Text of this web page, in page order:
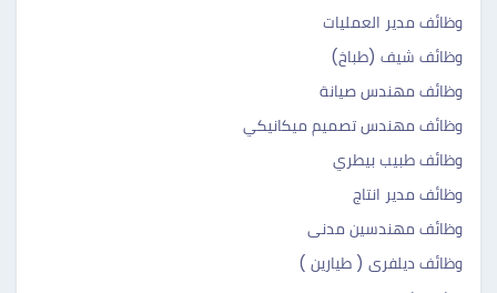
وظائف مدير العمليات
وظائف شيف (طباخ)
وظائف مهندس صيانة
وظائف مهندس تصميم ميكانيكي
وظائف طبيب بيطري
وظائف مدير انتاج
وظائف مهندسين مدنى
وظائف ديلفرى ( طيارين )